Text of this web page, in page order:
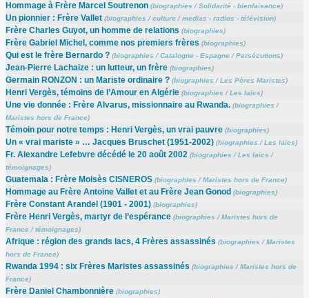
Hommage à Frère Marcel Soutrenon (biographies /Solidarité - bienfaisance)
Un pionnier : Frère Vallet (biographies /culture/medias - radios - télévision)
Frère Charles Guyot, un homme de relations (biographies)
Frère Gabriel Michel, comme nos premiers frères (biographies)
Qui est le frère Bernardo ? (biographies /Catalogne - Espagne/Persécutions)
Jean-Pierre Lachaize : un lutteur, un frère (biographies)
Germain RONZON : un Mariste ordinaire ? (biographies /Les Pères Maristes)
Henri Vergès, témoins de l’Amour en Algérie (biographies /Les laïcs)
Une vie donnée : Frère Alvarus, missionnaire au Rwanda. (biographies /
Maristes hors de France)
Témoin pour notre temps : Henri Vergès, un vrai pauvre (biographies)
Un « vrai mariste » … Jacques Bruschet (1951-2002) (biographies /Les laïcs)
Fr. Alexandre Lefebvre décédé le 20 août 2002 (biographies /Les laïcs /
témoignages)
Guatemala : Frère Moisès CISNEROS (biographies /Maristes hors de France)
Hommage au Frère Antoine Vallet et au Frère Jean Gonod (biographies)
Frère Constant Arandel (1901 - 2001) (biographies)
Frère Henri Vergès, martyr de l’espérance (biographies /Maristes hors de
France/témoignages)
Afrique : région des grands lacs, 4 Frères assassinés (biographies /Maristes
hors de France)
Rwanda 1994 : six Frères Maristes assassinés (biographies /Maristes hors de
France)
Frère Daniel Chambonnière (biographies)